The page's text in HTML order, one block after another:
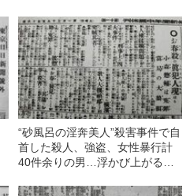
上佐太郎事件”とは
“砂風呂の淫奔美人”殺害事件で自
首した殺人、強盗、女性暴行計
40件余りの男…浮かび上がる